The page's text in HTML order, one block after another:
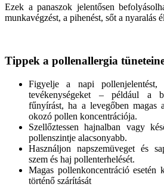
Ezek a panaszok jelentősen
munkavégzést, a pihenést, sőt a nyaralás
Tippek a pollenallergia
Figyelje a napi
tevékenységeket – például a
fűnyírást, ha a levegőben magas
okozó pollen koncentrációja.
Szellőztessen hajnalban vagy
pollenszintje alacsonyabb.
Használjon napszemüveget és
szem és haj pollenterhelését.
Magas pollenkoncentráció esetén
történő szárítását